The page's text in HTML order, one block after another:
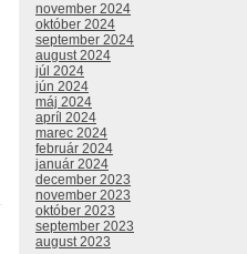
november 2024
október 2024
september 2024
august 2024
júl 2024
jún 2024
máj 2024
apríl 2024
marec 2024
február 2024
január 2024
december 2023
november 2023
október 2023
september 2023
august 2023